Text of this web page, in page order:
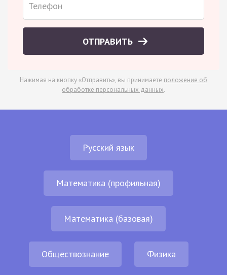
ОТПРАВИТЬ
Нажимая на кнопку «Отправить», вы принимаете положение об
обработке персональных данных.
Русский язык
Математика (профильная)
Математика (базовая)
Обществознание Физика